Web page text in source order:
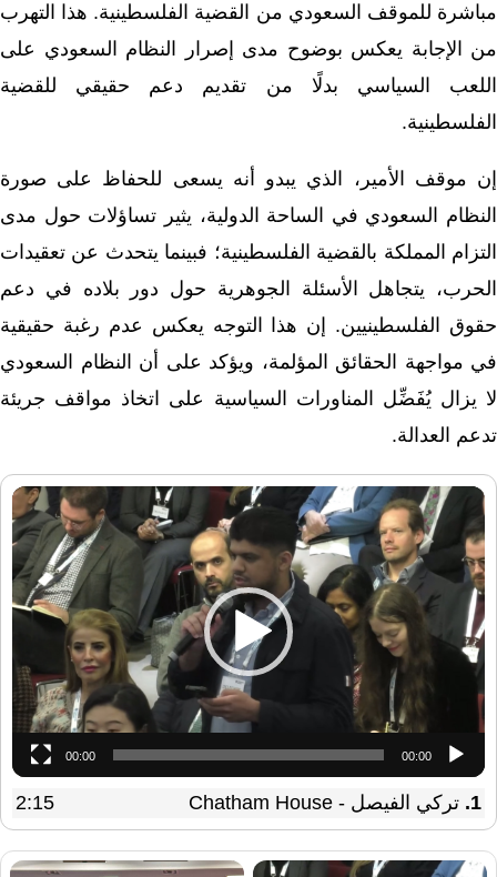
مباشرة للموقف السعودي من القضية الفلسطينية. هذا التهرب
من الإجابة يعكس بوضوح مدى إصرار النظام السعودي على
اللعب السياسي بدلًا من تقديم دعم حقيقي للقضية
الفلسطينية.
إن موقف الأمير، الذي يبدو أنه يسعى للحفاظ على صورة
النظام السعودي في الساحة الدولية، يثير تساؤلات حول مدى
التزام المملكة بالقضية الفلسطينية؛ فبينما يتحدث عن تعقيدات
الحرب، يتجاهل الأسئلة الجوهرية حول دور بلاده في دعم
حقوق الفلسطينيين. إن هذا التوجه يعكس عدم رغبة حقيقية
في مواجهة الحقائق المؤلمة، ويؤكد على أن النظام السعودي
لا يزال يُفَضِّل المناورات السياسية على اتخاذ مواقف جريئة
تدعم العدالة.
مشغل
الفيديو
00:00
00:00
1. تركي الفيصل - Chatham House 2:15